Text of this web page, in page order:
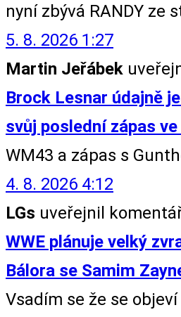
nyní zbývá RANDY ze
5. 8. 2026 1:27
Martin Jeřábek
Brock Lesnar údajně
svůj poslední zápas ve
WM43 a zápas s
4. 8. 2026 4:12
LGs uveřejnil
WWE plánuje velký
Bálora se Samim
Vsadím se že se